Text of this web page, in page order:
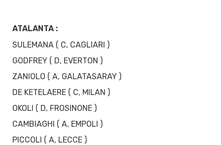
ATALANTA :
SULEMANA ( C, CAGLIARI )
GODFREY ( D, EVERTON )
ZANIOLO ( A, GALATASARAY )
DE KETELAERE ( C, MILAN )
OKOLI ( D, FROSINONE )
CAMBIAGHI ( A, EMPOLI )
PICCOLI ( A, LECCE )